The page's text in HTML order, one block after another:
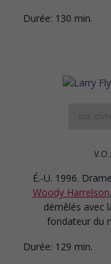
Durée: 130 min.
É.-U. 1996.
Woody Harrelson,
démêlés avec
fondateur du
Durée: 129 min.